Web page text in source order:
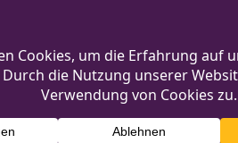
möchte – sei es als
auf der offiziellen
und Anbieter
Kontor zur Verfügung.